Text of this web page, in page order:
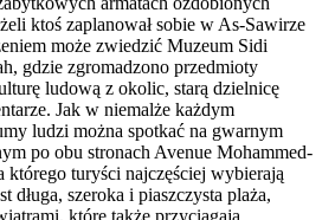
ktoś zaplanował sobie w As-Sawirze
może zwiedzić Muzeum Sidi
gdzie zgromadzono przedmioty
ludową z okolic, starą dzielnicę
Jak w niemalże każdym
ludzi można spotkać na gwarnym
po obu stronach Avenue Mohammed-
którego turyści najczęściej wybierają
długa, szeroka i piaszczysta plaża,